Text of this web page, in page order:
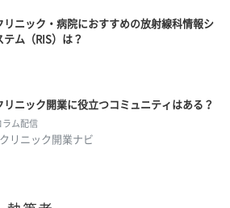
リニック・病院におすすめの放射線科情報シ
テム（RIS）は？
リニック開業に役立つコミュニティはある？
ラム配信
クリニック開業ナビ